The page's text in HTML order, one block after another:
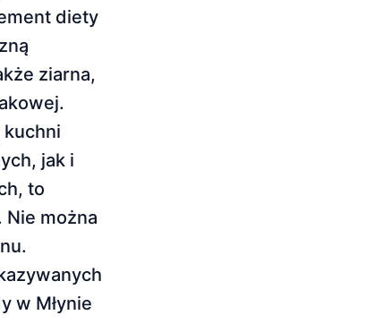
diety
ziarna,
jak i
to
można
w Młynie